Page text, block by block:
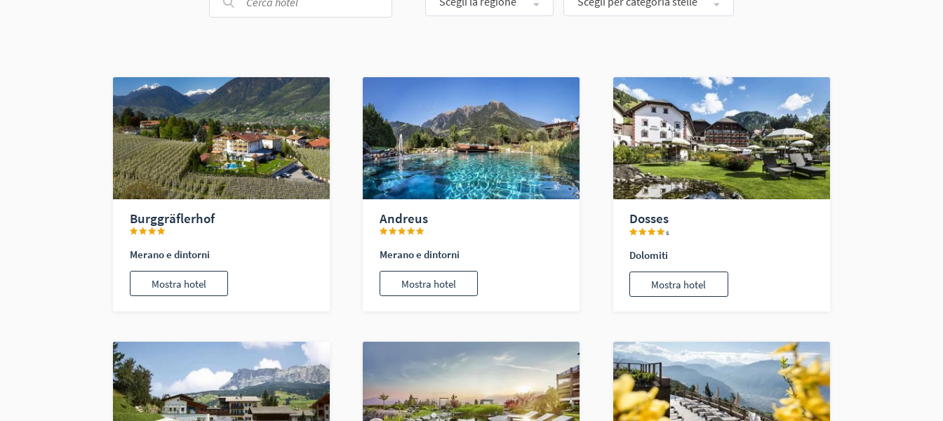
Burggräflerhof
Merano e dintorni
Mostra hotel
Andreus
Merano e dintorni
Mostra hotel
Dosses
s
Dolomiti
Mostra hotel